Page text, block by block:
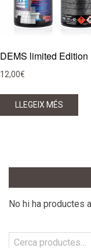
DEMS limited Edition
12,00€
LLEGEIX MÉS
No hi ha productes
Cerca: